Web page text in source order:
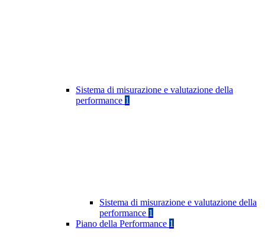
Sistema di misurazione e valutazione della
performance 1
Sistema di misurazione e valutazione della
performance 1
Piano della Performance 1